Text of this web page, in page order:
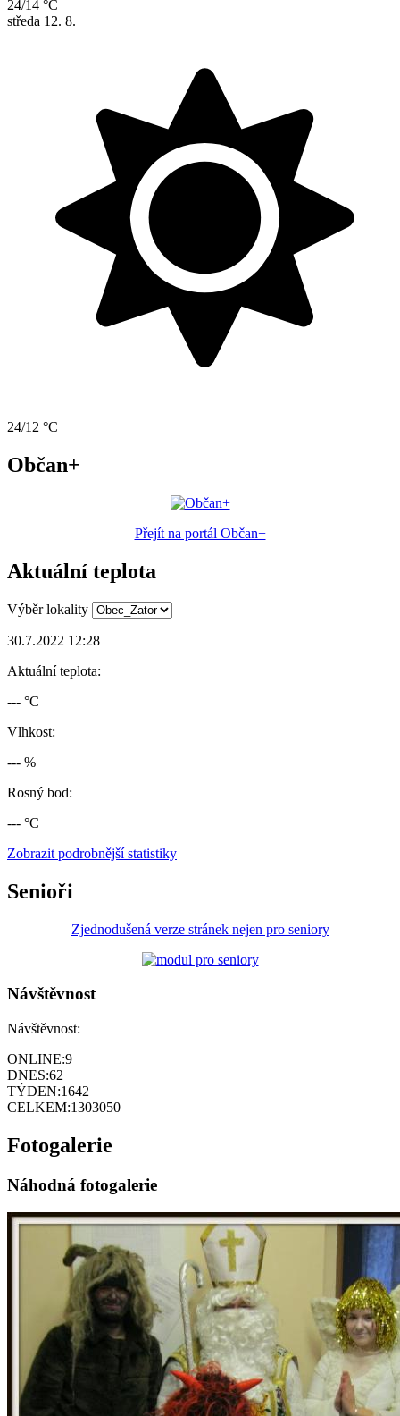
24/14 °C
středa 12. 8.
24/12 °C
Občan+
Přejít na portál Občan+
Aktuální teplota
Výběr lokality
30.7.2022 12:28
Aktuální teplota:
--- °C
Vlhkost:
--- %
Rosný bod:
--- °C
Zobrazit podrobnější statistiky
Senioři
Zjednodušená verze stránek nejen pro seniory
Návštěvnost
Návštěvnost:
ONLINE:9
DNES:62
TÝDEN:1642
CELKEM:1303050
Fotogalerie
Náhodná fotogalerie